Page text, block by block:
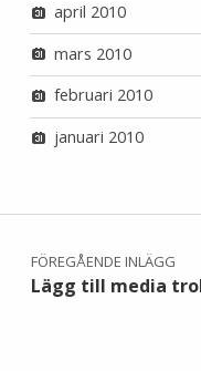
april 2010
mars 2010
februari 2010
januari 2010
FÖREGÅENDE INLÄGG
Lägg till media